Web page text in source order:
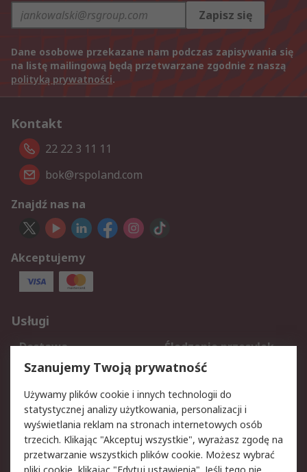
Zapisz się
Dane osobowe przekazane nam podczas zapisywania się
na listę mailingową będą przetwarzane zgodnie z naszą
polityką prywatności.
Kontakt
22 22 3 11 11
bok@rspoland.com
Znajdź nas na
Akceptujemy
Usługi
Dostawa
Śledzenie przesyłek
Reklamacje i zwroty
Rejestracja
Aspekty prawne
Bezpieczeństwo e-
maila
Polityka dotycząca
plików cookie
Szanujemy Twoją prywatność
Używamy plików cookie i innych technologii do
statystycznej analizy użytkowania, personalizacji i
wyświetlania reklam na stronach internetowych osób
trzecich. Klikając "Akceptuj wszystkie", wyrażasz zgodę na
przetwarzanie wszystkich plików cookie. Możesz wybrać